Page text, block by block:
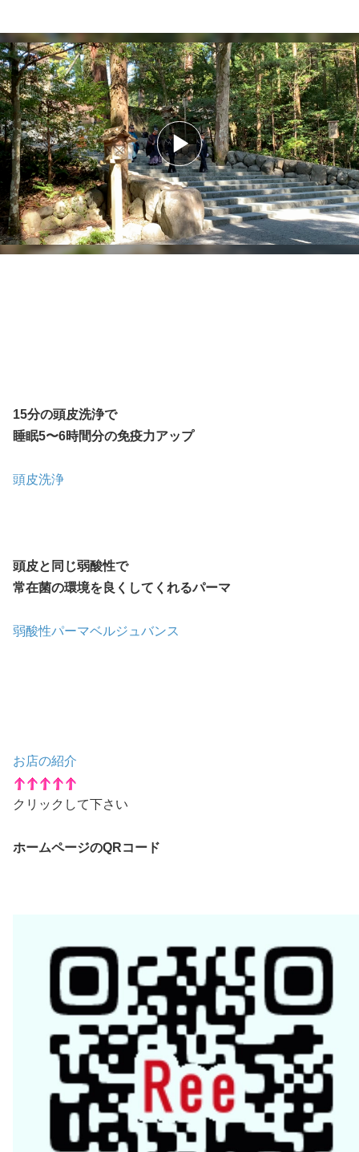
15分の頭皮洗浄で
睡眠5〜6時間分の免疫力アップ
頭皮洗浄
頭皮と同じ弱酸性で
常在菌の環境を良くしてくれるパーマ
弱酸性パーマベルジュバンス
お店の紹介
クリックして下さい
ホームページのQRコード